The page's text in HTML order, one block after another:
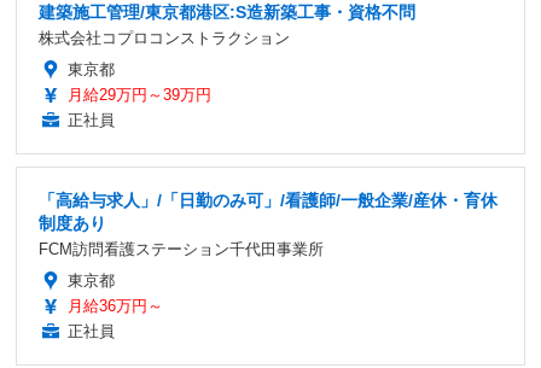
建築施工管理/東京都港区:S造新築工事・資格不問
株式会社コプロコンストラクション
東京都
月給29万円～39万円
正社員
「高給与求人」/「日勤のみ可」/看護師/一般企業/産休・育休
制度あり
FCM訪問看護ステーション千代田事業所
東京都
月給36万円～
正社員